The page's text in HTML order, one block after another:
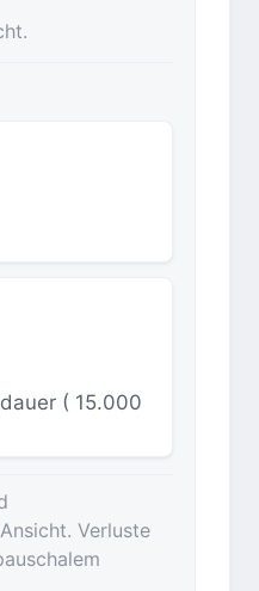
( 15.000
Verluste